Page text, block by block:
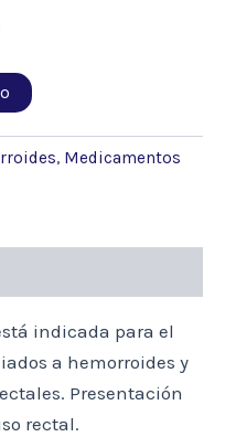
, Medicamentos
indicada para el
a hemorroides y
Presentación
rectal.